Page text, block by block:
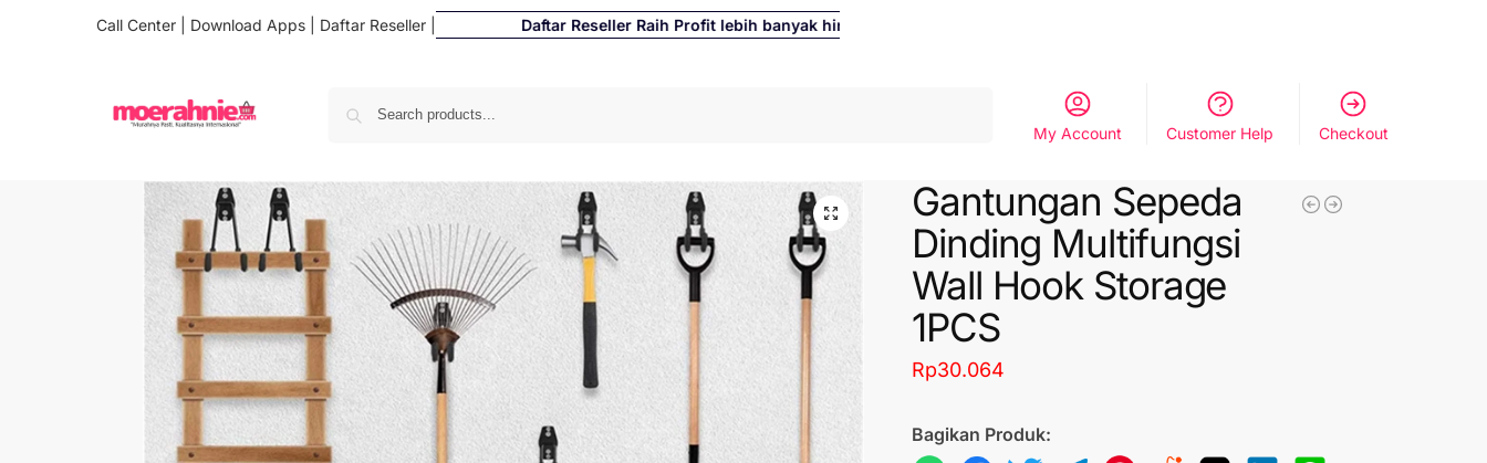
Call Center Download Apps Daftar Reseller Daftar Reseller Raih Profit lebih banyak hingga 500%
My Account Customer Help Checkout
Gantungan Sepeda
Dinding Multifungsi
Wall Hook Storage
1PCS
Rp30.064
Bagikan Produk: